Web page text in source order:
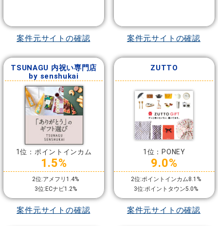
案件元サイトの確認 案件元サイトの確認
TSUNAGU 内祝い専門店
by senshukai
1位：ポイントインカム
1.5%
2位:アメフリ1.4%
3位:ECナビ1.2%
案件元サイトの確認
ZUTTO
1位：PONEY
9.0%
2位:ポイントインカム8.1%
3位:ポイントタウン5.0%
案件元サイトの確認